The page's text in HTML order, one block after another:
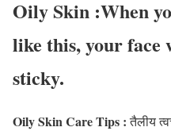
Oily Skin :When
like this, your face
sticky.
Oily Skin Care Tips :तैलीय